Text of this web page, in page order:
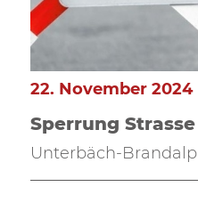
Sperrung Strasse
22. November 2024
Unterbäch-Brandalp